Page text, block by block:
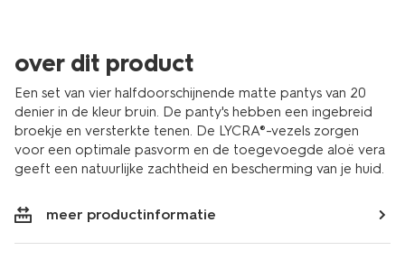
over dit product
Een set van vier halfdoorschijnende matte pantys van 20
denier in de kleur bruin. De panty's hebben een ingebreid
broekje en versterkte tenen. De LYCRA®-vezels zorgen
voor een optimale pasvorm en de toegevoegde aloë vera
geeft een natuurlijke zachtheid en bescherming van je huid.
meer productinformatie